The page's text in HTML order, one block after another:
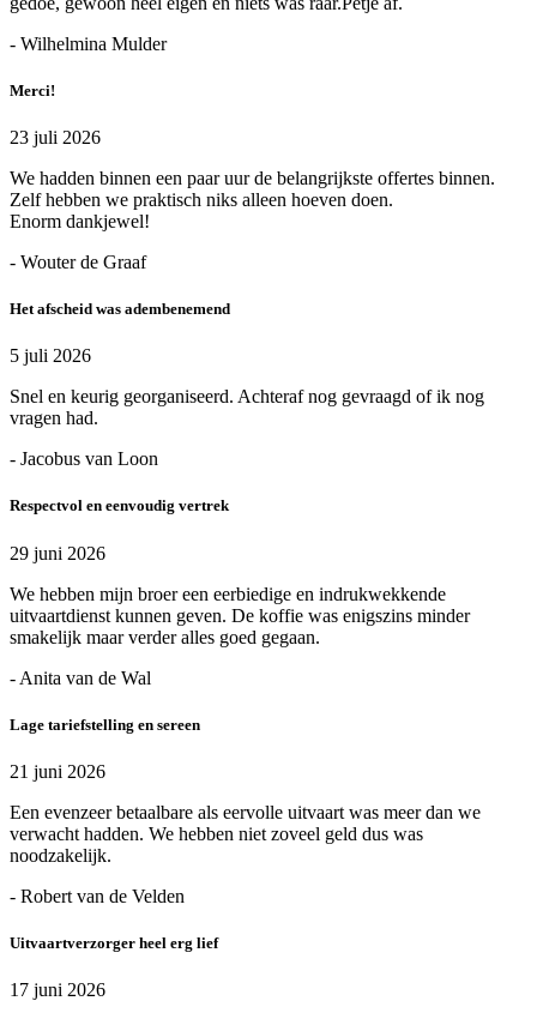
- Wilhelmina Mulder
Merci!
23 juli 2026
We hadden binnen een paar uur de belangrijkste offertes binnen.
Zelf hebben we praktisch niks alleen hoeven doen.
Enorm dankjewel!
- Wouter de Graaf
Het afscheid was adembenemend
5 juli 2026
Snel en keurig georganiseerd. Achteraf nog gevraagd of ik nog
vragen had.
- Jacobus van Loon
Respectvol en eenvoudig vertrek
29 juni 2026
We hebben mijn broer een eerbiedige en indrukwekkende
uitvaartdienst kunnen geven. De koffie was enigszins minder
smakelijk maar verder alles goed gegaan.
- Anita van de Wal
Lage tariefstelling en sereen
21 juni 2026
Een evenzeer betaalbare als eervolle uitvaart was meer dan we
verwacht hadden. We hebben niet zoveel geld dus was
noodzakelijk.
- Robert van de Velden
Uitvaartverzorger heel erg lief
17 juni 2026